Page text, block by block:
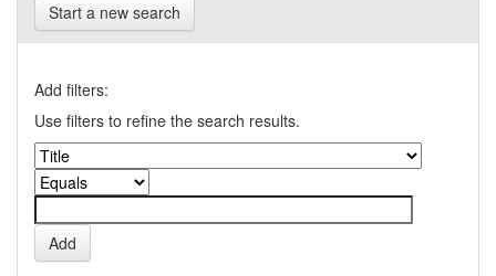
Start a new search
Add filters:
Use filters to refine the search results.